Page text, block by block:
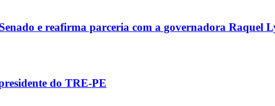
e reafirma parceria com a governadora Raquel
do TRE-PE